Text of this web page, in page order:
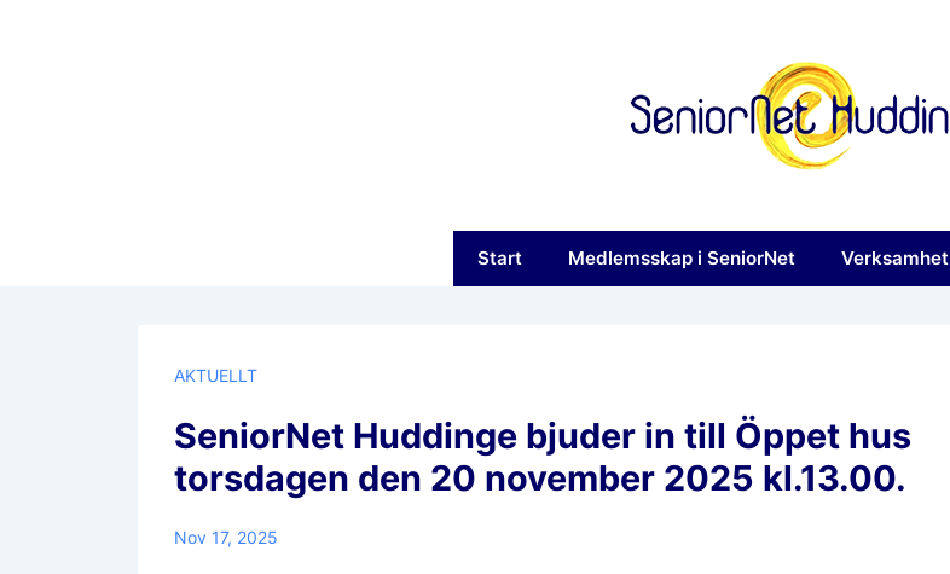
Huvudnavigering
Start Medlemsskap i SeniorNet Verksamhet
AKTUELLT
SeniorNet Huddinge bjuder in till Öppet hus
torsdagen den 20 november 2025 kl.13.00.
Nov 17, 2025